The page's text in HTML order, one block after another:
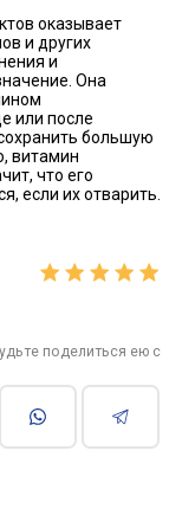
оказывает
и других
и
Она
или после
большую
витамин
что его
если их отварить.
поделиться ею с